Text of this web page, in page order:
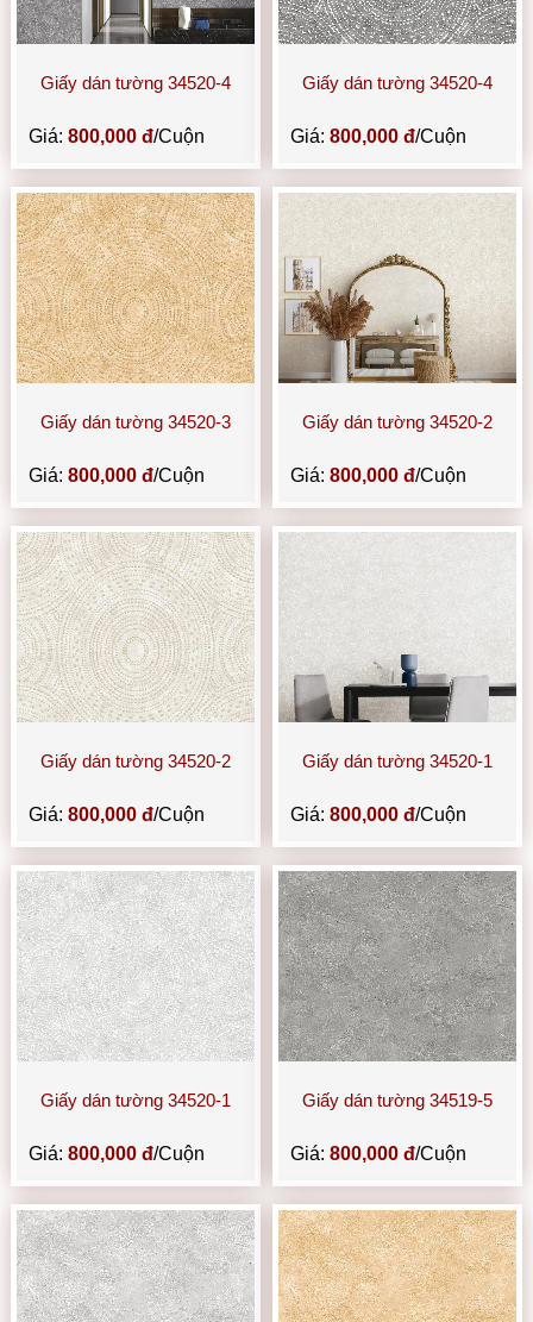
Giấy dán tường 34520-4
Giá:800,000 đ/Cuộn
Giấy dán tường 34520-4
Giá: 800,000 đ/Cuộn
Giấy dán tường 34520-3
Giá:800,000 đ/Cuộn
Giấy dán tường 34520-2
Giá: 800,000 đ/Cuộn
Giấy dán tường 34520-2
Giá:800,000 đ/Cuộn
Giấy dán tường 34520-1
Giá: 800,000 đ/Cuộn
Giấy dán tường 34520-1
Giá:800,000 đ/Cuộn
Giấy dán tường 34519-5
Giá: 800,000 đ/Cuộn